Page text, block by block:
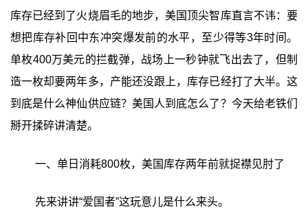
库存已经到了火烧眉毛的地步，美国顶尖智库直言不讳：要
想把库存补回中东冲突爆发前的水平，至少得等3年时间。
单枚400万美元的拦截弹，战场上一秒钟就飞出去了，但制
造一枚却要两年多，产能还没跟上，库存已经打了大半。这
到底是什么神仙供应链？美国人到底怎么了？今天给老铁们
掰开揉碎讲清楚。
一、单日消耗800枚，美国库存两年前就捉襟见肘了
先来讲讲“爱国者”这玩意儿是什么来头。